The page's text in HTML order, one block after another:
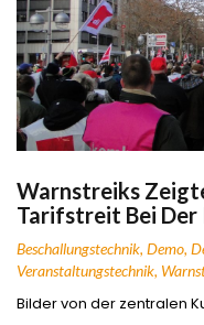
Warnstreiks
Tarifstreit Bei Der
Beschallungstechnik, Demo,
Veranstaltungstechnik,
Bilder von der zentralen